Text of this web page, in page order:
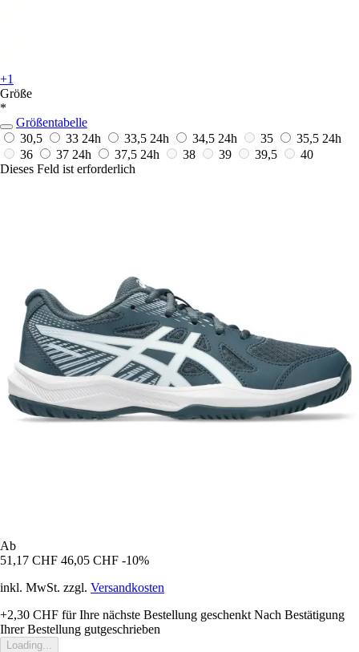
+1
Größe
*
Größentabelle
30,5
33 24h 33,5 24h 34,5 24h 35 35,5 24h
36
37 24h 37,5 24h 38 39 39,5
40
Dieses Feld ist erforderlich
Ab
51,17 CHF 46,05 CHF -10%
inkl. MwSt. zzgl. Versandkosten
+2,30 CHF für Ihre nächste Bestellung geschenkt Nach Bestätigung
Ihrer Bestellung gutgeschrieben
Loading...